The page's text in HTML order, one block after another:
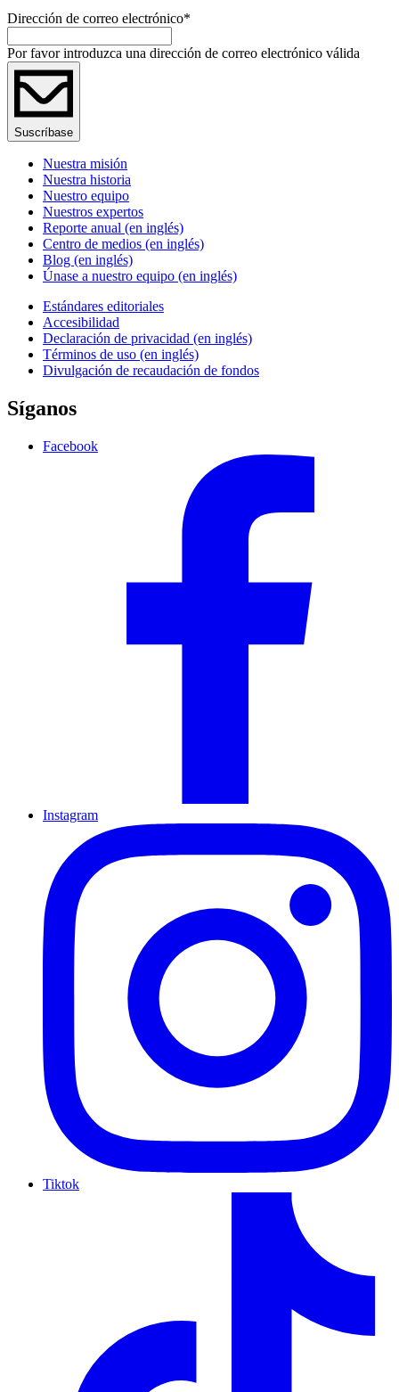
Dirección de correo electrónico*
Por favor introduzca una dirección de correo electrónico válida
Suscríbase
Nuestra misión
Nuestra historia
Nuestro equipo
Nuestros expertos
Reporte anual (en inglés)
Centro de medios (en inglés)
Blog (en inglés)
Únase a nuestro equipo (en inglés)
Estándares editoriales
Accesibilidad
Declaración de privacidad (en inglés)
Términos de uso (en inglés)
Divulgación de recaudación de fondos
Síganos
Facebook
Instagram
Tiktok